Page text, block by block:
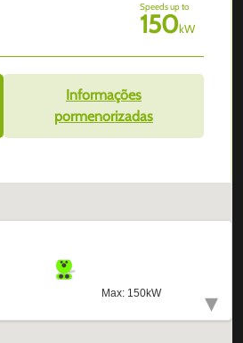
Speeds up to
150kW
Informações
pormenorizadas